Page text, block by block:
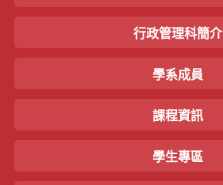
行政管理科簡介
學系成員
課程資訊
學生專區